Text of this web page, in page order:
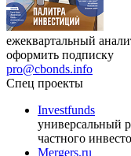
ежеквартальный
оформить подписку
pro@cbonds.info
Спец проекты